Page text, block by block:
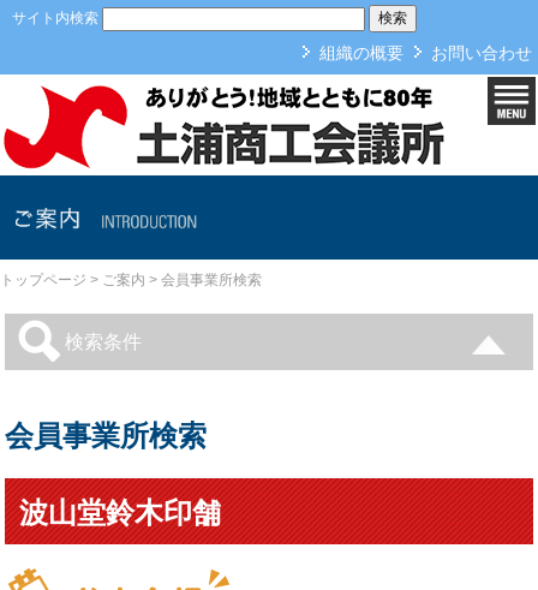
本文へ
サイト内検索
組織の概要 お問い合わせ
ご案内
トップページ > ご案内 > 会員事業所検索
検索条件
会員事業所検索
波山堂鈴木印舗